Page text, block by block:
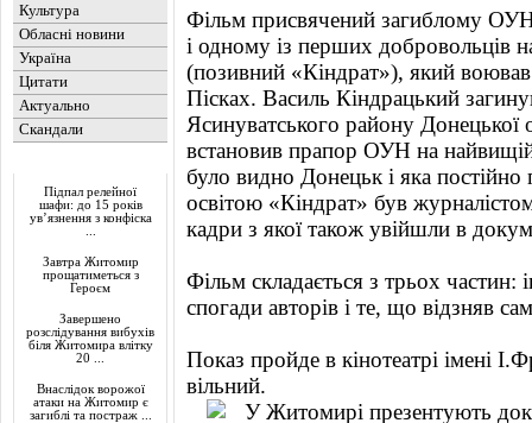
Культура
Обласні новини
Україна
Цитати
Актуально
Скандали
Підпал релейної
шафи: до 15 років
ув’язнення з конфіска
Завтра Житомир
прощатиметься з
Героєм
Завершено
розслідування вибухів
біля Житомира влітку
20 ...
Внаслідок ворожої
атаки на Житомир є
загиблі та постраж ...
Фільм присвячений загиблому
і одному із перших добровольців
(позивний «Кіндрат»), який
Пісках. Василь Кіндрацький
Ясинуватського району Донецької
встановив прапор ОУН на
було видно Донецьк і яка постійно
освітою «Кіндрат» був
кадри з якої також увійшли в
Фільм складається з трьох
спогади авторів і те, що відзняв
Показ пройде в кінотеатрі імені
вільний.